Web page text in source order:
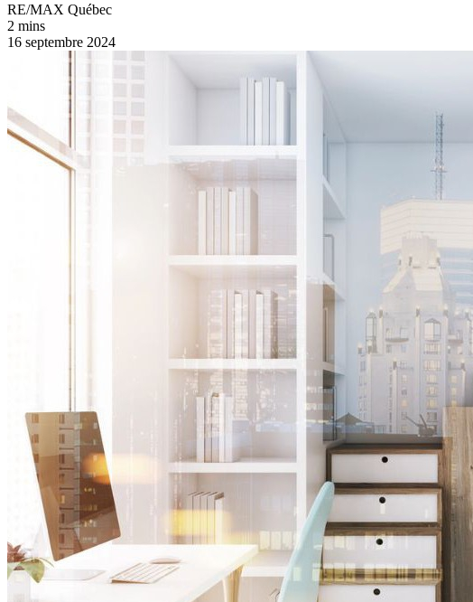
RE/MAX Québec
2 mins
16 septembre 2024